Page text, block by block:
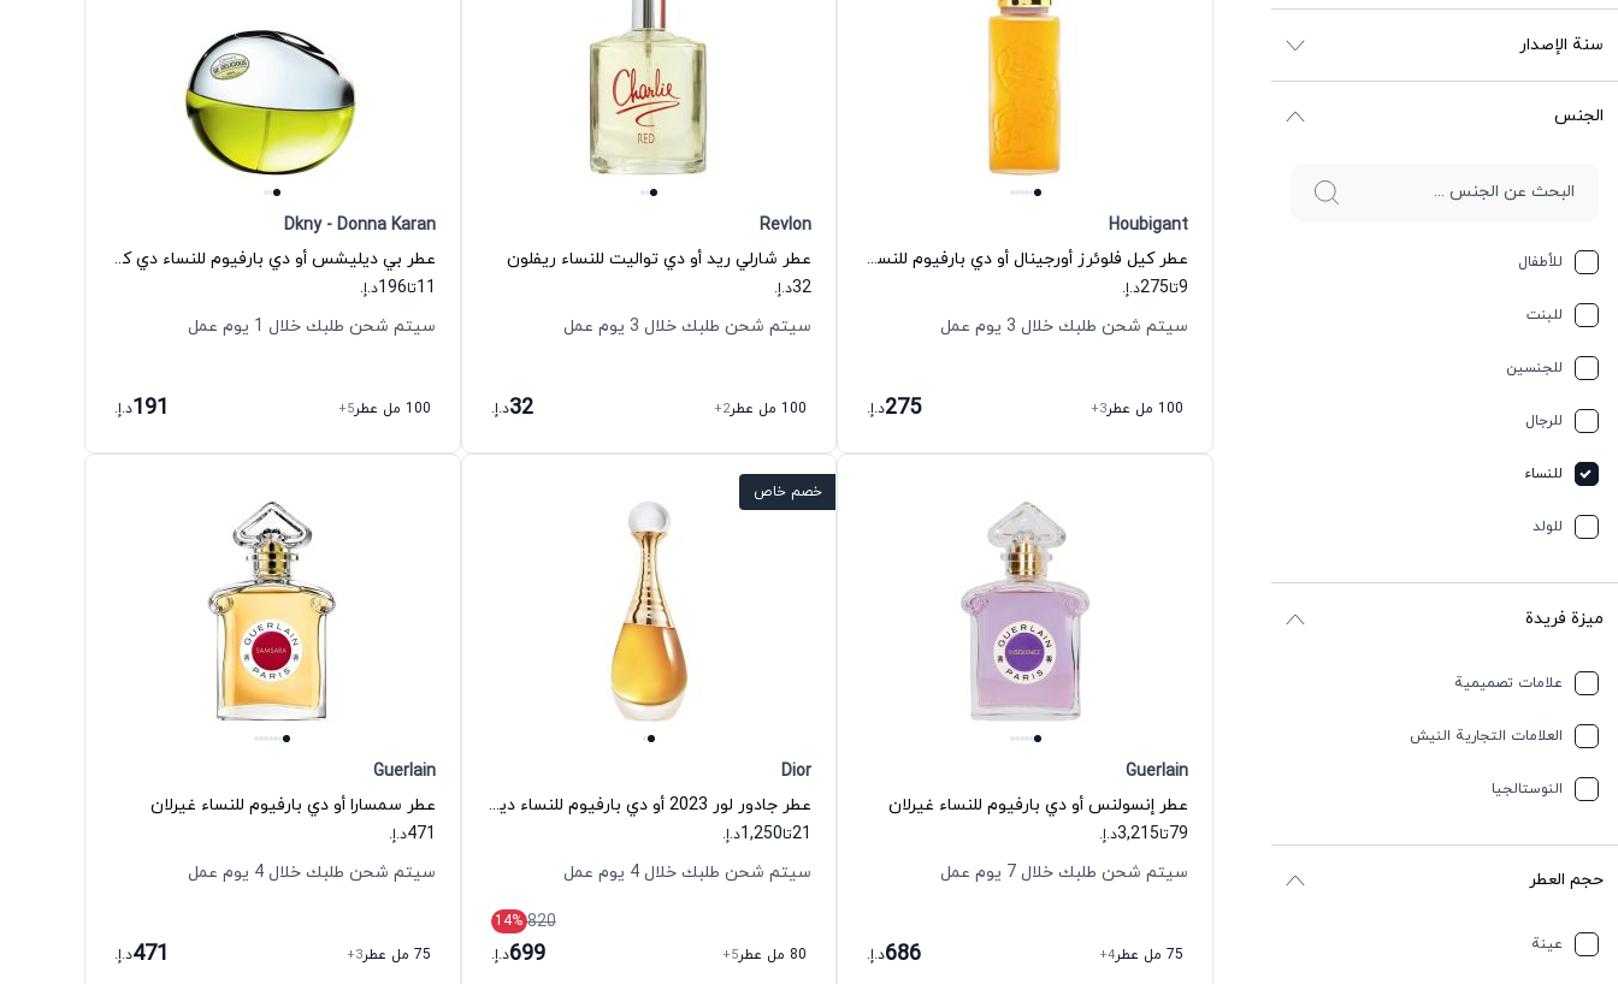
سنة الإصدار
الجنس
للأطفال
للبنت
للجنسين
للرجال
للنساء
للولد
ميزة فريدة
علامات تصميمية
العلامات التجارية النيش
النوستالجيا
حجم العطر
عينة
Houbigant
عطر كيل فلوئرز أورجينال أو دي بارفيوم للنساء هوبيجانت
9تا275د.إ.
سيتم شحن طلبك خلال 3 يوم عمل
100 مل عطر +3
275د.إ.
Revlon
عطر شارلي ريد أو دي تواليت للنساء ريفلون
32د.إ.
سيتم شحن طلبك خلال 3 يوم عمل
100 مل عطر +2
32د.إ.
Dkny - Donna Karan
عطر بي ديليشس أو دي بارفيوم للنساء دي كي إن واي - دونا كاران
11تا196د.إ.
سيتم شحن طلبك خلال 1 يوم عمل
100 مل عطر +5
191د.إ.
Guerlain
عطر إنسولنس أو دي بارفيوم للنساء غيرلان
79تا3,215د.إ.
سيتم شحن طلبك خلال 7 يوم عمل
75 مل عطر +4
686د.إ.
خصم خاص
Dior
عطر جادور لور 2023 أو دي بارفيوم للنساء ديور
21تا1,250د.إ.
سيتم شحن طلبك خلال 4 يوم عمل
820
14%
80 مل عطر
+5
699د.إ.
Guerlain
عطر سمسارا أو دي بارفيوم للنساء غيرلان
471د.إ.
سيتم شحن طلبك خلال 4 يوم عمل
75 مل عطر +3
471د.إ.